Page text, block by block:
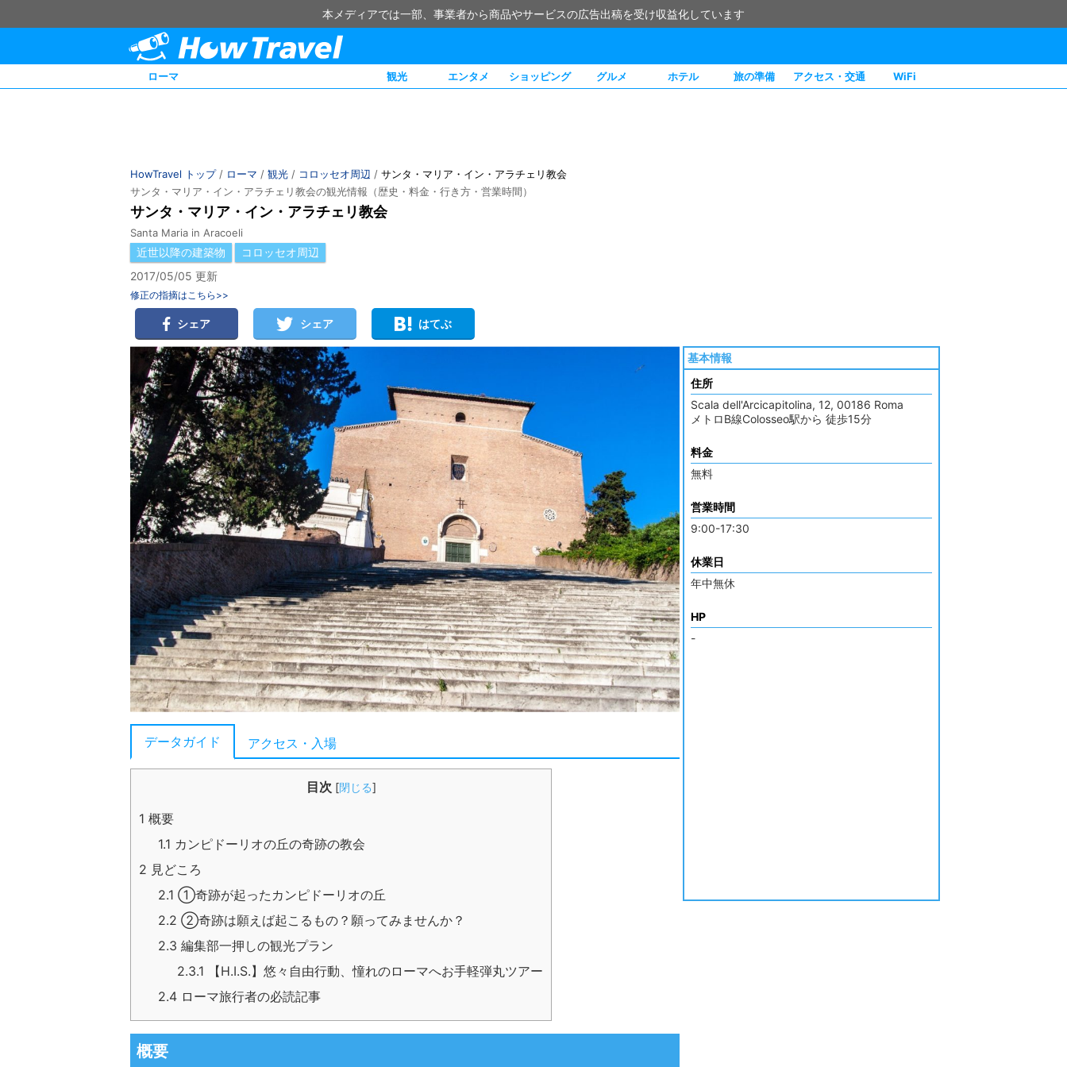
本メディアでは一部、事業者から商品やサービスの広告出稿を受け収益化しています
ローマ 観光 エンタメ ショッピング グルメ ホテル 旅の準備 アクセス・交通 WiFi
HowTravel トップ/ ローマ / 観光 / コロッセオ周辺 / サンタ・マリア・イン・アラチェリ教会
サンタ・マリア・イン・アラチェリ教会の観光情報（歴史・料金・行き方・営業時間）
サンタ・マリア・イン・アラチェリ教会
Santa Maria in Aracoeli
近世以降の建築物
コロッセオ周辺
2017/05/05 更新
修正の指摘はこちら>>
シェア シェア はてぶ
基本情報
住所
Scala dell'Arcicapitolina, 12, 00186 Roma
メトロB線Colosseo駅から 徒歩15分
料金
無料
営業時間
9:00-17:30
休業日
年中無休
HP
-
データガイド アクセス・入場
目次 [閉じる]
1 概要
1.1 カンピドーリオの丘の奇跡の教会
2 見どころ
2.1 ①奇跡が起ったカンピドーリオの丘
2.2 ②奇跡は願えば起こるもの？願ってみませんか？
2.3 編集部一押しの観光プラン
2.3.1 【H.I.S.】悠々自由行動、憧れのローマへお手軽弾丸ツアー
2.4 ローマ旅行者の必読記事
概要